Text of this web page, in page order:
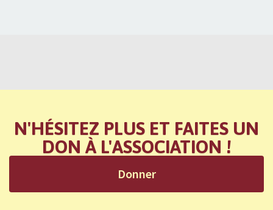
N'HÉSITEZ PLUS ET FAITES UN
DON À L'ASSOCIATION !
Donner